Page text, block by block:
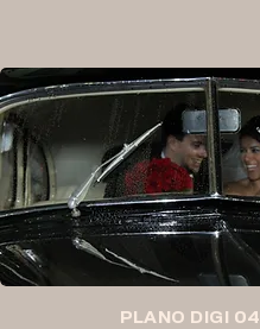
PLANO DIGI 04